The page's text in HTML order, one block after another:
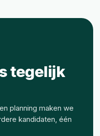
tegelijk
planning maken we
kandidaten, één